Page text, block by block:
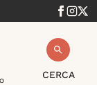
CERCA